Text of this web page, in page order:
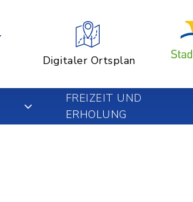
Digitaler Ortsplan
FREIZEIT UND
ERHOLUNG